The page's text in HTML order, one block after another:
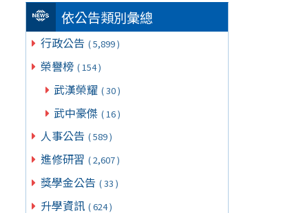
依公告類別彙總
行政公告 ( 5,899 )
榮譽榜 ( 154 )
武漢榮耀 ( 30 )
武中豪傑 ( 16 )
人事公告 ( 589 )
進修研習 ( 2,607 )
獎學金公告 ( 33 )
升學資訊 ( 624 )